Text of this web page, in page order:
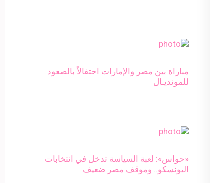
مباراة بين مصر والإمارات احتفالاً بالصعود
للمونديـال
«حواس»: لعبة السياسة تدخل في انتخابات
اليونسكو.. وموقف مصر ضعيف